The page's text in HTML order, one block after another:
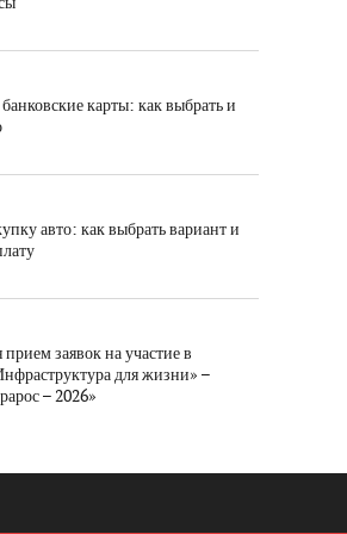
карты: как выбрать и
авто: как выбрать вариант и
заявок на участие в
для жизни» –
– 2026»